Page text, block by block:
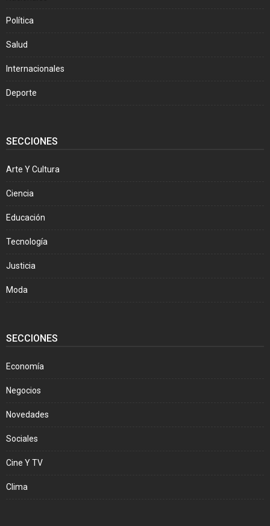
Política
Salud
Internacionales
Deporte
SECCIONES
Arte Y Cultura
Ciencia
Educación
Tecnología
Justicia
Moda
SECCIONES
Economía
Negocios
Novedades
Sociales
Cine Y TV
Clima